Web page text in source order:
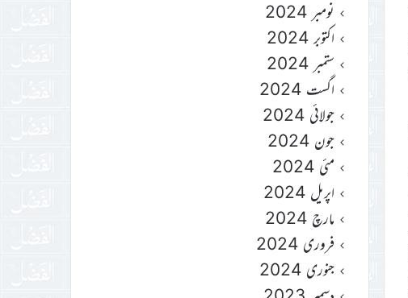
نومبر 2024
اکتوبر 2024
ستمبر 2024
اگست 2024
جولائی 2024
جون 2024
مئی 2024
اپریل 2024
مارچ 2024
فروری 2024
جنوری 2024